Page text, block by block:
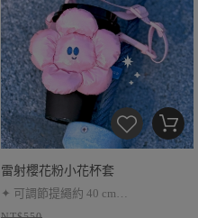
雷射櫻花粉小花杯套
✦ 可調節提繩約 40 cm